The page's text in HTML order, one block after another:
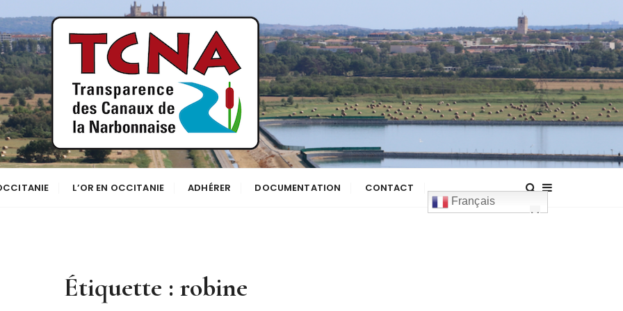
L’OR EN OCCITANIE ADHÉRER DOCUMENTATION CONTACT
Français
Étiquette : robine